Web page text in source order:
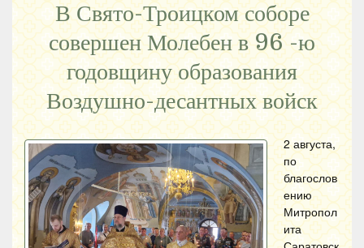
В Свято-Троицком соборе
совершен Молебен в 96 -ю
годовщину образования
Воздушно-десантных войск
2 августа,
по
благослов
ению
Митропол
ита